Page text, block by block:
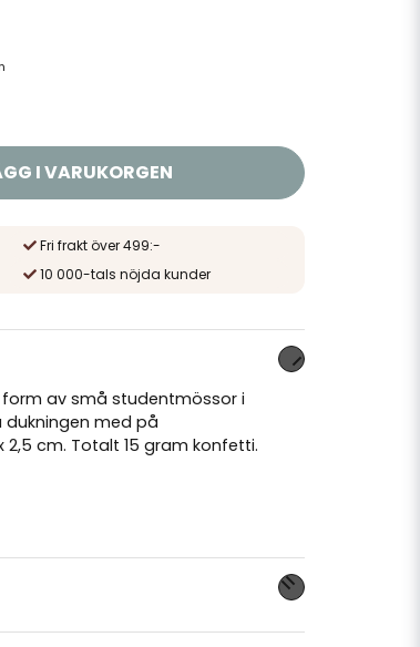
I VARUKORGEN
Fri frakt över 499:-
10 000-tals nöjda kunder
av små studentmössor i
med på
cm. Totalt 15 gram konfetti.